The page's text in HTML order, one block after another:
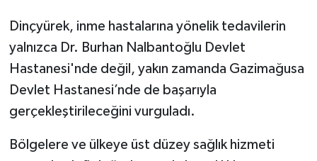
Dinçyürek, inme hastalarına yönelik tedavilerin
yalnızca Dr. Burhan Nalbantoğlu Devlet
Hastanesi'nde değil, yakın zamanda Gazimağusa
Devlet Hastanesi’nde de başarıyla
gerçekleştirileceğini vurguladı.
Bölgelere ve ülkeye üst düzey sağlık hizmeti